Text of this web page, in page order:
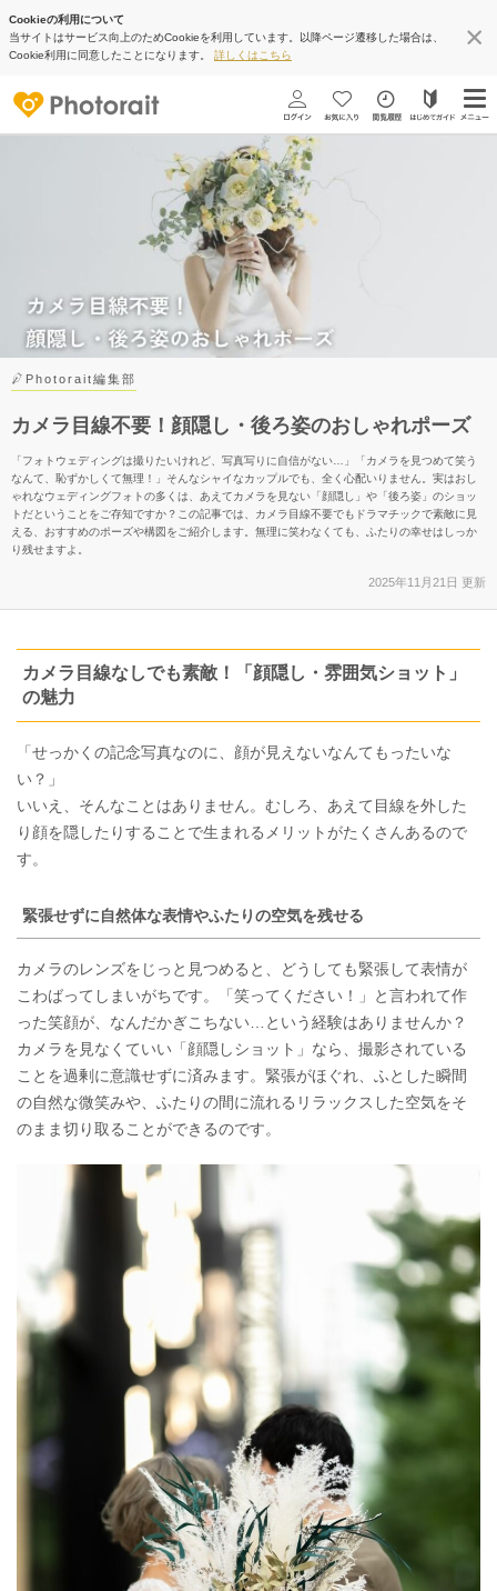
Cookieの利用について
当サイトはサービス向上のためCookieを利用しています。以降ページ遷移した場合は、
Cookie利用に同意したことになります。 詳しくはこちら
Photorait編集部
カメラ目線不要！顔隠し・後ろ姿のおしゃれポーズ
「フォトウェディングは撮りたいけれど、写真写りに自信がない…」「カメラを見つめて笑う
なんて、恥ずかしくて無理！」そんなシャイなカップルでも、全く心配いりません。実はおし
ゃれなウェディングフォトの多くは、あえてカメラを見ない「顔隠し」や「後ろ姿」のショッ
トだということをご存知ですか？この記事では、カメラ目線不要でもドラマチックで素敵に見
える、おすすめのポーズや構図をご紹介します。無理に笑わなくても、ふたりの幸せはしっか
り残せますよ。
2025年11月21日 更新
カメラ目線なしでも素敵！「顔隠し・雰囲気ショット」
の魅力
「せっかくの記念写真なのに、顔が見えないなんてもったいな
い？」
いいえ、そんなことはありません。むしろ、あえて目線を外した
り顔を隠したりすることで生まれるメリットがたくさんあるので
す。
緊張せずに自然体な表情やふたりの空気を残せる
カメラのレンズをじっと見つめると、どうしても緊張して表情が
こわばってしまいがちです。「笑ってください！」と言われて作
った笑顔が、なんだかぎこちない…という経験はありませんか？
カメラを見なくていい「顔隠しショット」なら、撮影されている
ことを過剰に意識せずに済みます。緊張がほぐれ、ふとした瞬間
の自然な微笑みや、ふたりの間に流れるリラックスした空気をそ
のまま切り取ることができるのです。